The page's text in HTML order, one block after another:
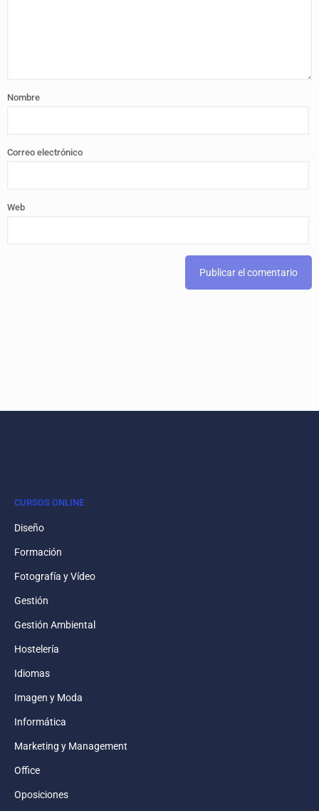
Nombre
Correo electrónico
Web
CURSOS ONLINE
Diseño
Formación
Fotografía y Vídeo
Gestión
Gestión Ambiental
Hostelería
Idiomas
Imagen y Moda
Informática
Marketing y Management
Office
Oposiciones